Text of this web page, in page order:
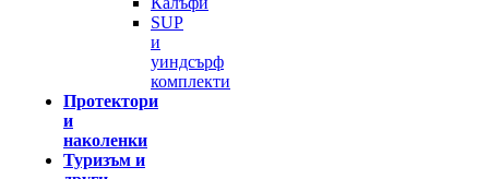
SUP
и
уиндсърф
комплекти
Протектори
и
наколенки
Туризъм и